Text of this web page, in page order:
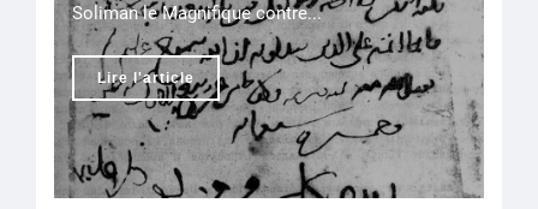
Soliman le Magnifique contre...
Lire l'article